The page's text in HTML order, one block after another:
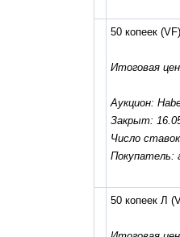
50 копеек (VF)
Итоговая
Аукцион:
Закрыт:
Число
Покупатель:
50 копеек Л